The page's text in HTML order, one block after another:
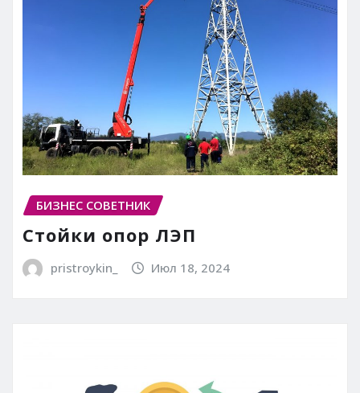
БИЗНЕС СОВЕТНИК
Стойки опор ЛЭП
pristroykin_ Июл 18, 2024